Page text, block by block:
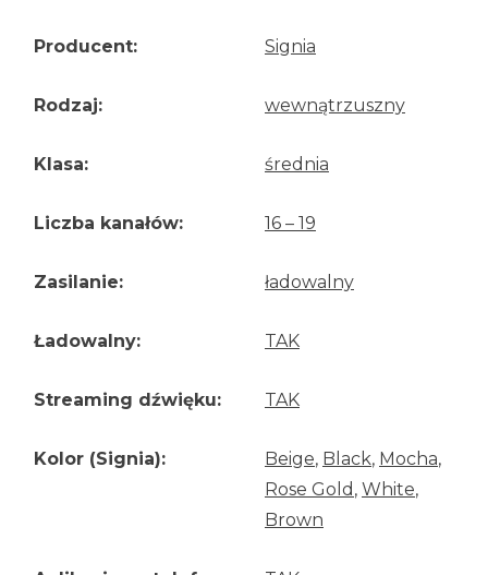
Producent: Signia
Rodzaj: wewnątrzuszny
Klasa: średnia
Liczba kanałów: 16 – 19
Zasilanie: ładowalny
Ładowalny: TAK
Streaming dźwięku: TAK
Kolor (Signia): Beige, Black, Mocha,
Rose Gold , White,
Brown